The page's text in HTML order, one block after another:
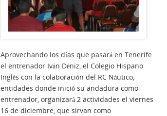
Aprovechando los días que pasará en Tenerife
el entrenador Iván Déniz, el Colegio Hispano
Inglés con la colaboración del RC Náutico,
entidades donde inició su andadura como
entrenador, organizará 2 actividades el viernes
16 de diciembre, que sirvan como